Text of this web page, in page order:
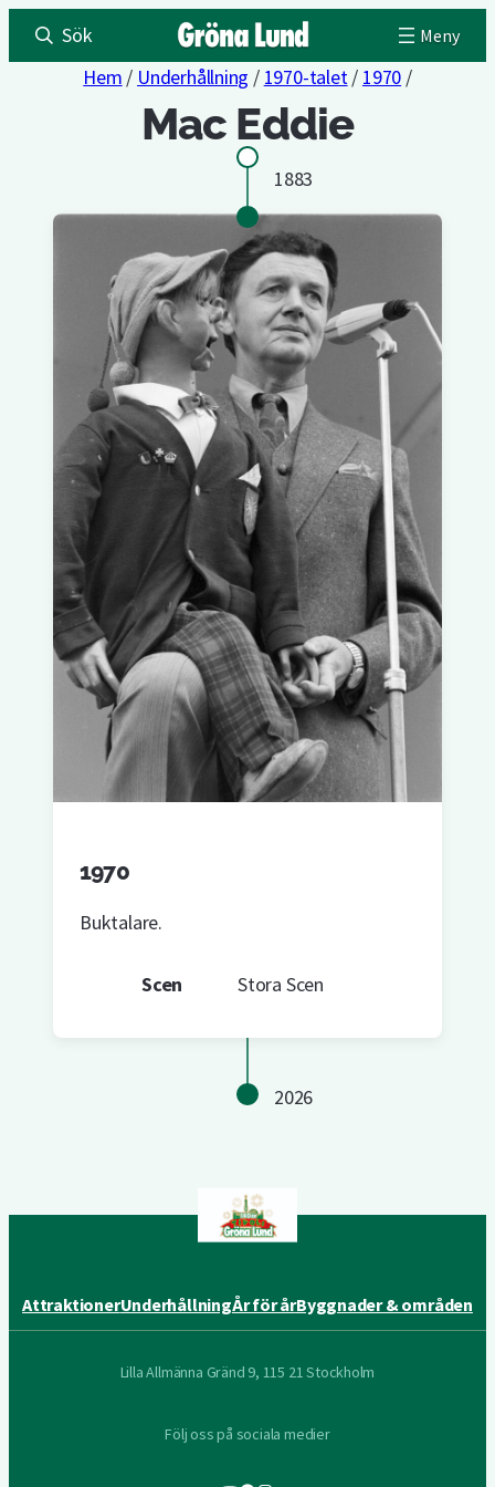
Sök
Hem / Underhållning / 1970-talet/ 1970 /
Mac Eddie
1883
1970
Buktalare.
Scen Stora Scen
2026
AttraktionerUnderhållningÅr för årByggnader & områden
Lilla Allmänna Gränd 9, 115 21 Stockholm
Följ oss på sociala medier